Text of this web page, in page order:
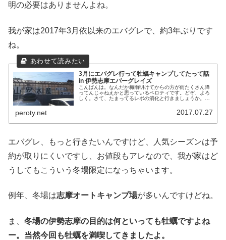
明の必要はありませんよね。
我が家は2017年3月依以来のエバグレで、約3年ぶりです
ね。
3月にエバグレ行って牡蠣キャンプしてたって話
in 伊勢志摩エバーグレイズ
こんばんは。なんだか梅雨明けてからの方が雨たくさん降
ってんじゃねえかと思っているペロティです。どぞ、よろ
しく。さて、たまってるレポの消化と行きましょうか。今
peroty.net 2017.07.27
エバグレ、もっと行きたいんですけど、人気シーズンは予
約が取りにくいですし、お値段もアレなので、我が家はど
うしてもこういう冬場限定になっちゃいます。
例年、冬場は志摩オートキャンプ場が多いんですけどね。
ま、 冬場の伊勢志摩の目的は何といっても牡蠣ですよね
ー。当然今回も牡蠣を満喫してきましたよ。